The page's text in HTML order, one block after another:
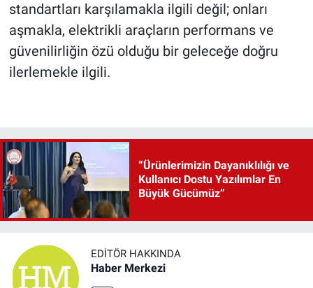
standartları karşılamakla ilgili değil; onları
aşmakla, elektrikli araçların performans ve
güvenilirliğin özü olduğu bir geleceğe doğru
ilerlemekle ilgili.
“Ürünlerimizin Dayanıklılığı ve
Kullanıcı Dostu Yazılımlar En
Büyük Gücümüz”
EDITÖR HAKKINDA
Haber Merkezi